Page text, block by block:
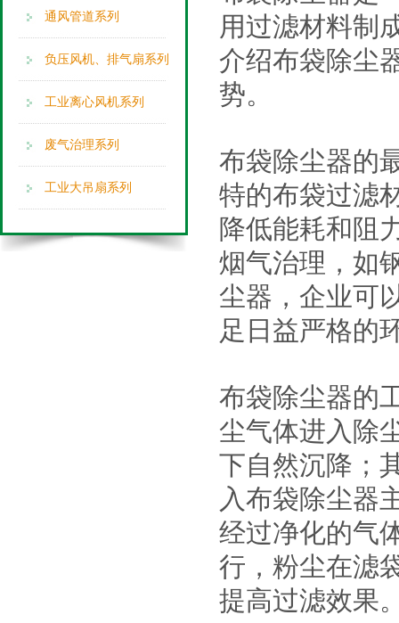
通风管道系列
负压风机、排气扇系列
工业离心风机系列
废气治理系列
工业大吊扇系列
用过滤材料制
介绍布袋除尘
势。
布袋除尘器的
特的布袋过滤
降低能耗和阻
烟气治理，如
尘器，企业可
足日益严格的
布袋除尘器的
尘气体进入除
下自然沉降；
入布袋除尘器
经过净化的气
行，粉尘在滤
提高过滤效果